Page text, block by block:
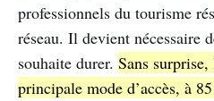
professionnels du tourisme
réseau. Il devient nécessaire
souhaite durer. Sans
principale mode d’accès, à